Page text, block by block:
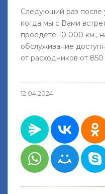
Следующий раз после
когда мы с Вами
проедете 10 000 км.,
обслуживание
от расходников от
12.04.2024